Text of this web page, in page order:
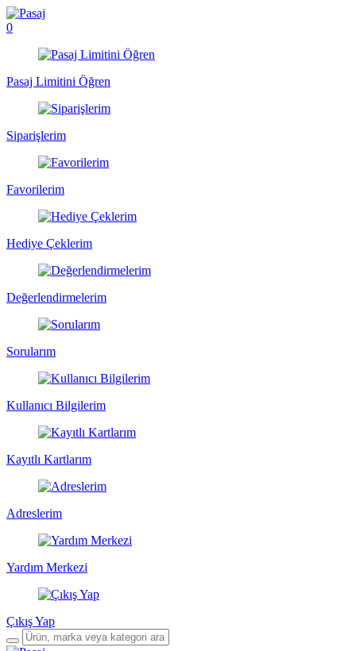
0
Pasaj Limitini Öğren
Siparişlerim
Favorilerim
Hediye Çeklerim
Değerlendirmelerim
Sorularım
Kullanıcı Bilgilerim
Kayıtlı Kartlarım
Adreslerim
Yardım Merkezi
Çıkış Yap